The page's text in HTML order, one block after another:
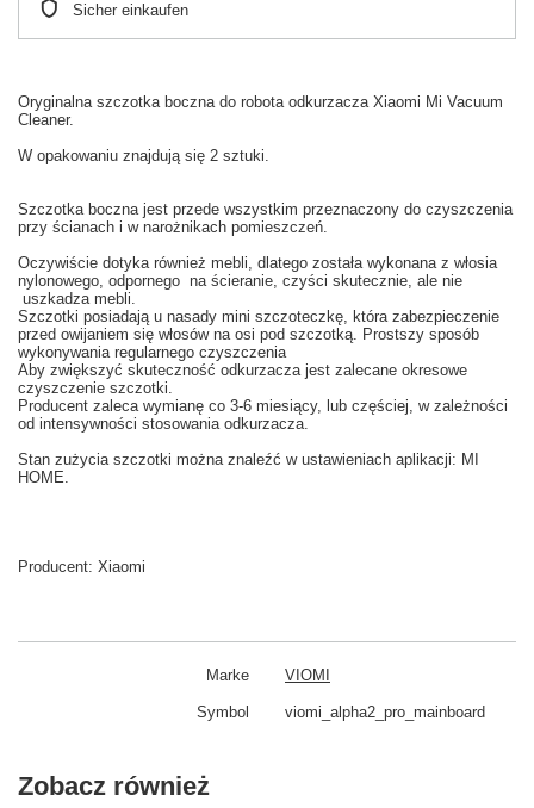
Sicher einkaufen
Oryginalna szczotka boczna do robota odkurzacza Xiaomi Mi Vacuum
Cleaner.
W opakowaniu znajdują się 2 sztuki.
Szczotka boczna jest przede wszystkim przeznaczony do czyszczenia
przy ścianach i w narożnikach pomieszczeń.
Oczywiście dotyka również mebli, dlatego została wykonana z włosia
nylonowego, odpornego na ścieranie, czyści skutecznie, ale nie
uszkadza mebli.
Szczotki posiadają u nasady mini szczoteczkę, którazabezpieczenie
przed owijaniem się włosów na osi pod szczotką. Prostszy sposób
wykonywania regularnego czyszczenia
Aby zwiększyć skuteczność odkurzacza jest zalecane okresowe
czyszczenie szczotki.
Producent zaleca wymianę co 3-6 miesiący, lub częściej, w zależności
od intensywności stosowania odkurzacza.
Stan zużycia szczotki można znaleźć w ustawieniach aplikacji: MI
HOME.
Producent: Xiaomi
Marke VIOMI
Symbol viomi_alpha2_pro_mainboard
Zobacz również